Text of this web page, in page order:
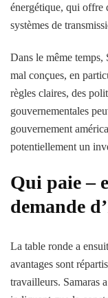
énergétique, qui offre
systèmes de
Dans le même temps,
mal conçues, en
règles claires, des
gouvernementales
gouvernement
potentiellement un
Qui paie –
demande
La table ronde a
avantages sont
travailleurs. Samaras